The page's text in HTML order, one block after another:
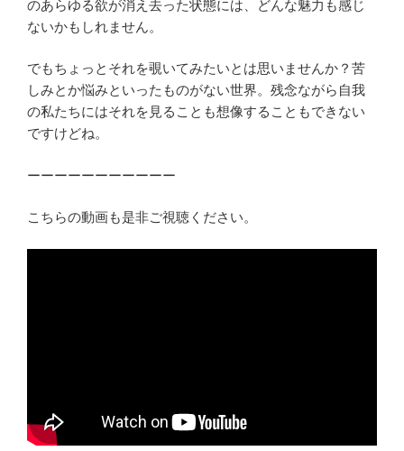
のあらゆる欲が消え去った状態には、どんな魅力も感じ
ないかもしれません。
でもちょっとそれを覗いてみたいとは思いませんか？苦
しみとか悩みといったものがない世界。残念ながら自我
の私たちにはそれを見ることも想像することもできない
ですけどね。
ーーーーーーーーーーー
こちらの動画も是非ご視聴ください。